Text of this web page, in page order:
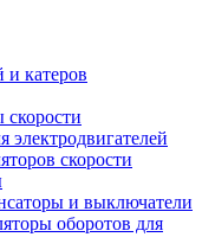
и катеров
скорости
электродвигателей
скорости
и выключатели
оборотов для